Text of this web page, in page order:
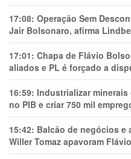
17:08: Operação Sem
Jair Bolsonaro, afirma
17:01: Chapa de Flávio
aliados e PL é forçado a
16:59: Industrializar
no PIB e criar 750 mil
15:42: Balcão de negócios e
Willer Tomaz apavoram